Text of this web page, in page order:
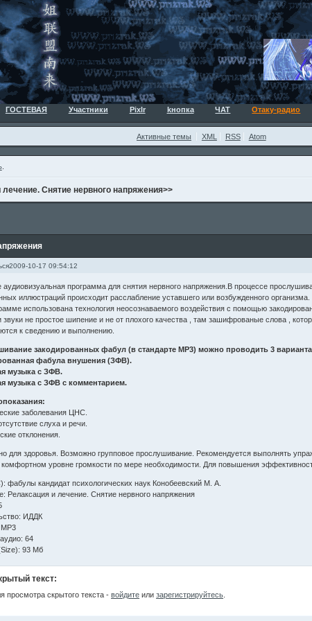
ГОСТЕВАЯ Участники Pixlr kнопка ЧАТ Отаку-радио
Активные темы XML RSS Atom
.
лечение. Снятие нервного напряжения>>
2009-10-17 09:54:12
аудиовизуальная программа для снятия нервного напряжения.В процессе
иллюстраций происходит расслабление уставшего или возбужденного организма.
использована технология неосознаваемого воздействия с помощью
не простое шипение и не от плохого качества , там зашифрованые слова ,
к сведению и выполнению.
закодированных фабул (в стандарте МР3) можно проводить 3
фабула внушения (ЗФВ).
музыка с ЗФВ.
музыка с ЗФВ с комментарием.
заболевания ЦНС.
слуха и речи.
отклонения.
для здоровья. Возможно групповое прослушивание. Рекомендуется выполнять
комфортном уровне громкости по мере необходимости. Для повышения
фабулы кандидат психологических наук Конобеевский М. А.
Релаксация и лечение. Снятие нервного напряжения
ИДДК
64
93 Мб
текст:
просмотра скрытого текста -войдите илизарегистрируйтесь